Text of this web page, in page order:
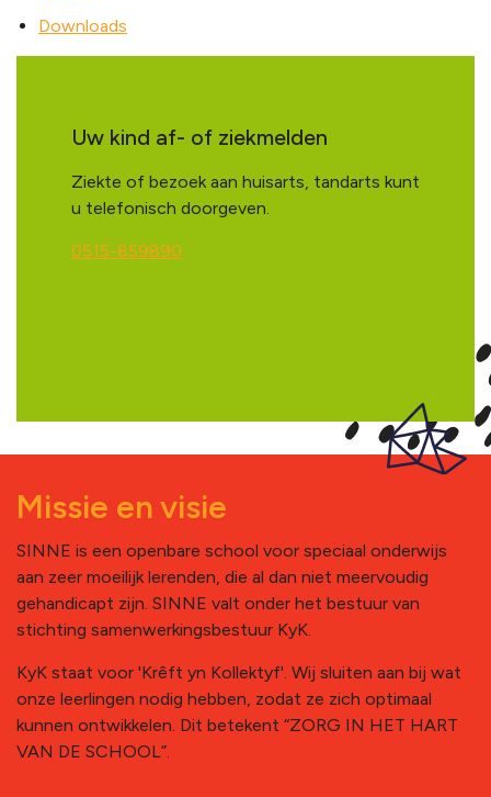
Downloads
Uw kind af- of ziekmelden
Ziekte of bezoek aan huisarts, tandarts kunt
u telefonisch doorgeven.
0515-859890
Missie en visie
SINNE is een openbare school voor speciaal onderwijs
aan zeer moeilijk lerenden, die al dan niet meervoudig
gehandicapt zijn. SINNE valt onder het bestuur van
stichting samenwerkingsbestuur KyK.
KyK staat voor 'Krêft yn Kollektyf'. Wij sluiten aan bij wat
onze leerlingen nodig hebben, zodat ze zich optimaal
kunnen ontwikkelen. Dit betekent “ZORG IN HET HART
VAN DE SCHOOL”.